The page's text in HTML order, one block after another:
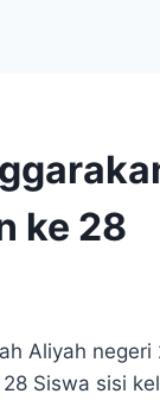
ke 28
Aliyah negeri
Siswa sisi